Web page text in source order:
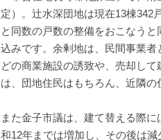
定）。辻水深団地は現在13棟342
と同数の戸数の整備をおこなう
込みです。余剰地は、民間事業
どの商業施設の誘致や、売却し
は、団地住民はもちろん、近隣の
また金子市議は、建て替える際
和12年までは増加し、その後は